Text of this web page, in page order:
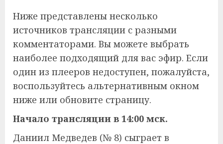
Ниже представлены несколько
источников трансляции с разными
комментаторами. Вы можете выбрать
наиболее подходящий для вас эфир. Если
один из плееров недоступен, пожалуйста,
воспользуйтесь альтернативным окном
ниже или обновите страницу.
Начало трансляции в 14:00 мск.
Даниил Медведев (№ 8) сыграет в